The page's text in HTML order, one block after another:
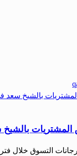
بالشيخ
التسوق خلال